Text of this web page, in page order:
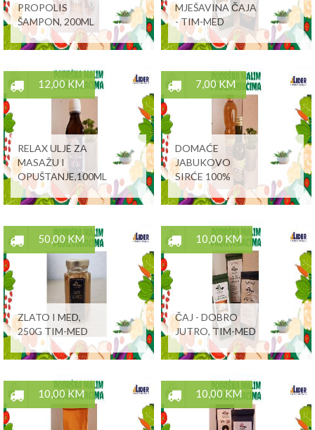
PROPOLIS
ŠAMPON, 200ML
MJEŠAVINA ČAJA
- TIM-MED
12,00 KM
RELAX ULJE ZA
MASAŽU I
OPUŠTANJE,100ML
7,00 KM
DOMAĆE
JABUKOVO
SIRĆE 100%
50,00 KM
ZLATO I MED,
250G TIM-MED
10,00 KM
ČAJ - DOBRO
JUTRO, TIM-MED
10,00 KM 10,00 KM